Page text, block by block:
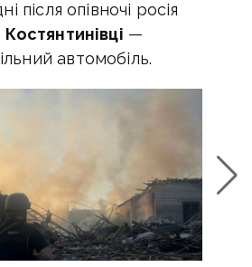
після опівночі росія
Костянтинівці —
автомобіль.